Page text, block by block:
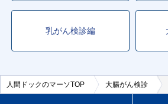
乳がん検診編
人間ドックのマーソTOP 大腸がん検診